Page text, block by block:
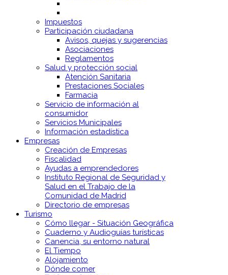
Impuestos
Participación ciudadana
Avisos, quejas y sugerencias
Asociaciones
Reglamentos
Salud y protección social
Atención Sanitaria
Prestaciones Sociales
Farmacia
Servicio de información al
consumidor
Servicios Municipales
Información estadística
Empresas
Creación de Empresas
Fiscalidad
Ayudas a emprendedores
Instituto Regional de Seguridad y
Salud en el Trabajo de la
Comunidad de Madrid
Directorio de empresas
Turismo
Cómo llegar - Situación Geográfica
Cuaderno y Audioguías turísticas
Canencia, su entorno natural
El Tiempo
Alojamiento
Dónde comer